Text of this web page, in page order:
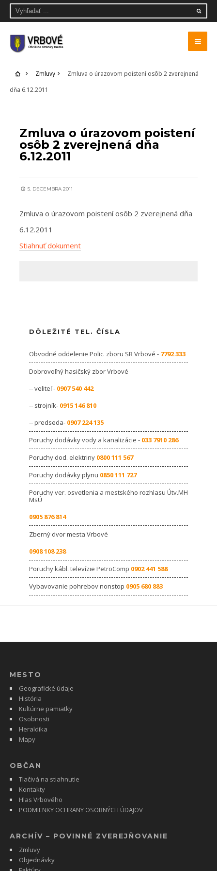
Zmluvy
Zmluva o úrazovom poistení osôb 2 zverejnená
dňa 6.12.2011
Zmluva o úrazovom poistení
osôb 2 zverejnená dňa
6.12.2011
5. DECEMBRA 2011
Zmluva o úrazovom poistení osôb 2 zverejnená dňa
6.12.2011
Stiahnuť dokument
DÔLEŽITÉ TEL. ČÍSLA
Obvodné oddelenie Polic. zboru SR Vrbové - 7792 333
Dobrovoľný hasičský zbor Vrbové
-- veliteľ - 0907 540 442
-- strojník- 0915 146 810
-- predseda- 0907 224 135
Poruchy dodávky vody a kanalizácie - 033 7910 286
Poruchy dod. elektriny 0800 111 567
Poruchy dodávky plynu 0850 111 727
Poruchy ver. osvetlenia a mestského rozhlasu Útv.MH
MsÚ
0905 876 814
Zberný dvor mesta Vrbové
0908 108 238
Poruchy kábl. televízie PetroComp 0902 441 588
Vybavovanie pohrebov nonstop 0905 680 883
MESTO
Geografické údaje
História
Kultúrne pamiatky
Osobnosti
Heraldika
Mapy
OBČAN
Tlačivá na stiahnutie
Kontakty
Hlas Vrbového
PODMIENKY OCHRANY OSOBNÝCH ÚDAJOV
ARCHÍV – POVINNÉ ZVEREJŇOVANIE
Zmluvy
Objednávky